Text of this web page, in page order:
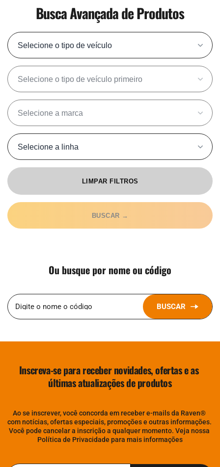
Busca Avançada de Produtos
Tipo de veículo
Marca
Modelo
Linha
LIMPAR FILTROS
BUSCAR
Ou busque por nome ou código
Digite o nome o código BUSCAR
Inscreva-se para receber novidades, ofertas e as
últimas atualizações de produtos
Ao se inscrever, você concorda em receber e-mails da Raven®
com notícias, ofertas especiais, promoções e outras informações.
Política de Privacidade para mais informações